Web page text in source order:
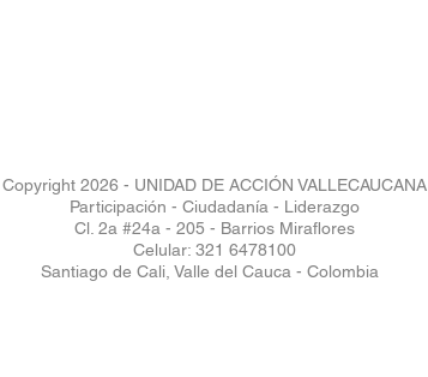
Copyright 2026 - UNIDAD DE ACCIÓN VALLECAUCANA
Participación - Ciudadanía - Liderazgo
Cl. 2a #24a - 205 - Barrios Miraflores
Celular: 321 6478100
Santiago de Cali, Valle del Cauca - Colombia